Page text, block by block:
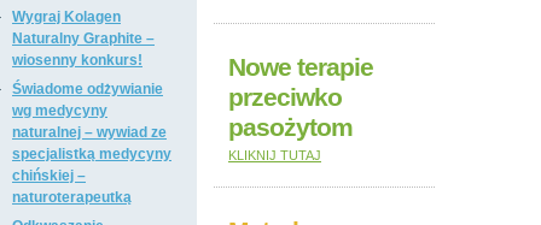
tkanki łącznej i kosmetyki naturalne,
Nona, Colway, Morinda, Forever.
Wygraj Kolagen
Naturalny Graphite –
wiosenny konkurs!
Świadome odżywianie
wg medycyny
naturalnej – wywiad ze
specjalistką medycyny
chińskiej –
naturoterapeutką
Nowe terapie
przeciwko
pasożytom
KLIKNIJ TUTAJ